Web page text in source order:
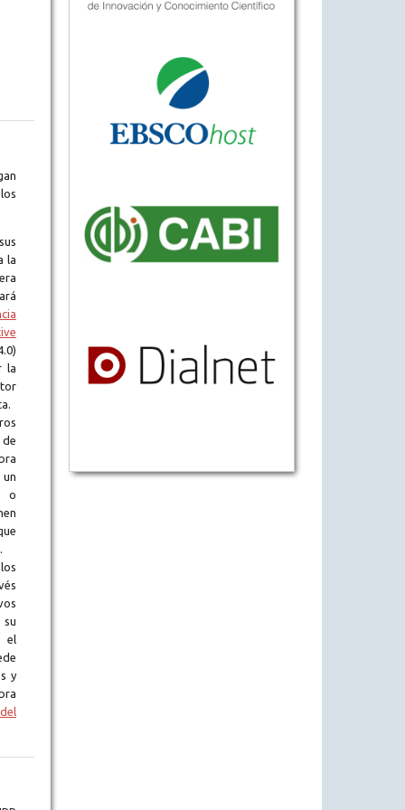
la
la
o
el
y